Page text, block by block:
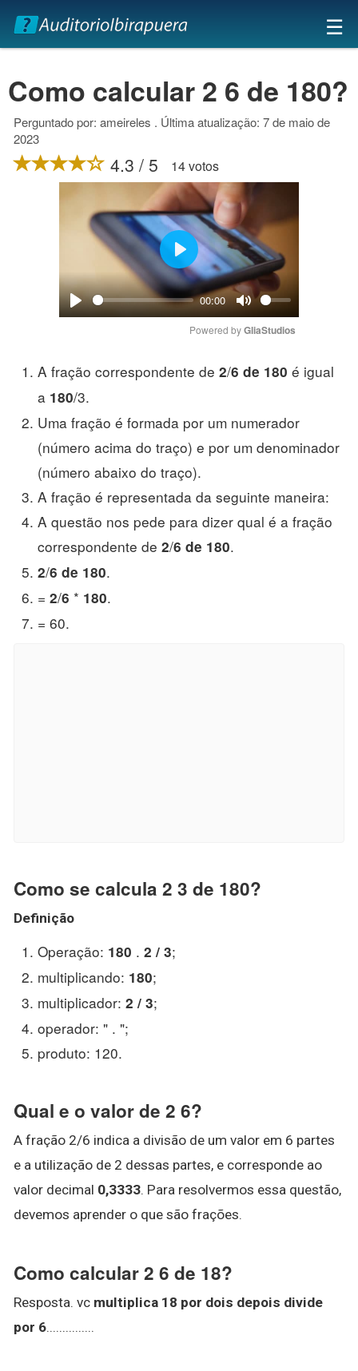
×
☰
Como calcular 2 6 de 180?
Perguntado por: ameireles . Última atualização: 7 de maio de
2023
4.3 / 5 14 votos
Play
00:00
Mute
Play
Powered by GliaStudios
A fração correspondente de 2/6 de 180 é igual
a 180/3.
Uma fração é formada por um numerador
(número acima do traço) e por um denominador
(número abaixo do traço).
A fração é representada da seguinte maneira:
A questão nos pede para dizer qual é a fração
correspondente de 2/6 de 180.
2/6 de 180.
= 2/6 * 180.
= 60.
Como se calcula 2 3 de 180?
Definição
Operação: 180 . 2 / 3;
multiplicando: 180;
multiplicador: 2 / 3;
operador: " . ";
produto: 120.
Qual e o valor de 2 6?
A fração 2/6 indica a divisão de um valor em 6 partes
e a utilização de 2 dessas partes, e corresponde ao
valor decimal 0,3333. Para resolvermos essa questão,
devemos aprender o que são frações.
Como calcular 2 6 de 18?
Resposta. vc multiplica 18 por dois depois divide
por 6...............